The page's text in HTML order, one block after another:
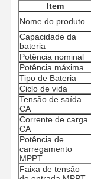
Item
Nome do produto
Capacidade da
bateria
Potência nominal
Potência máxima
Tipo de Bateria
Ciclo de vida
Tensão de saída
CA
Corrente de carga
CA
Potência de
carregamento
MPPT
Faixa de tensão